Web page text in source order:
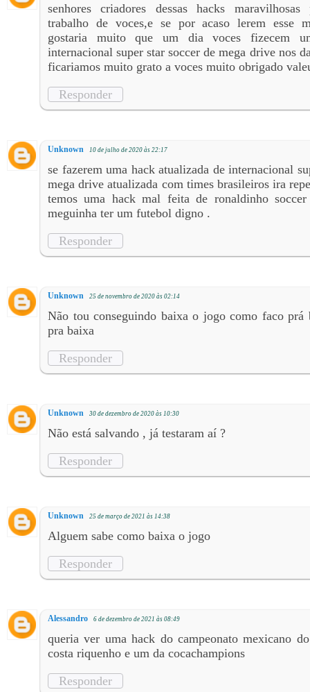
senhores criadores dessas hacks
trabalho de voces,e se por acaso lerem esse
gostaria muito que um dia voces fizecem
internacional super star soccer de mega drive nos
ficariamos muito grato a voces muito obrigado
Responder
Unknown 10 de julho de 2020 às 22:17
se fazerem uma hack atualizada de internacional
mega drive atualizada com times brasileiros ira
temos uma hack mal feita de ronaldinho
meguinha ter um futebol digno .
Responder
Unknown 25 de novembro de 2020 às 02:14
Não tou conseguindo baixa o jogo como faco prá
pra baixa
Responder
Unknown 30 de dezembro de 2020 às 10:30
Não está salvando , já testaram aí ?
Responder
Unknown 25 de março de 2021 às 14:38
Alguem sabe como baixa o jogo
Responder
Alessandro 6 de dezembro de 2021 às 08:49
queria ver uma hack do campeonato mexicano
costa riquenho e um da cocachampions
Responder